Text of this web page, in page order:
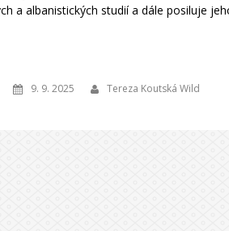
a albanistických studií a dále posiluje
9. 9. 2025 Tereza Koutská Wild